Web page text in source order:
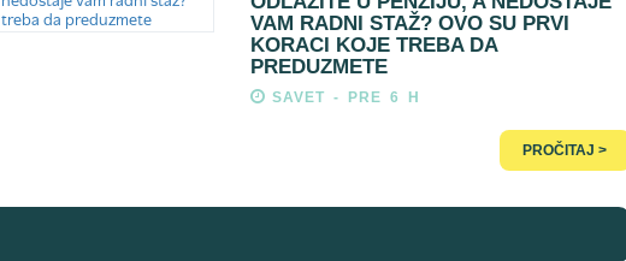
VAM RADNI STAŽ? OVO SU PRVI
KORACI KOJE TREBA DA
PREDUZMETE
SAVET - PRE 6 H
PROČITAJ >